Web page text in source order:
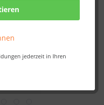
jederzeit in Ihren